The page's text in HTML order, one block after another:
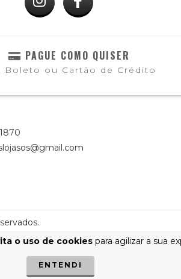
o uso de cookies para agilizar a sua
ENTENDI
PAGUE COMO QUISER
Boleto ou Cartão de Crédito